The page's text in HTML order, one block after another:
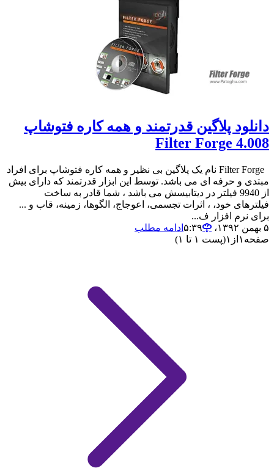
دانلود پلاگین قدرتمند و همه کاره فتوشاپ
Filter Forge 4.008
Filter Forge نام یک پلاگین بی نظیر و همه کاره فتوشاپ برای افراد
مبتدی و حرفه ای می باشد. توسط این ابزار قدرتمند که دارای بیش
از 9940 فیلتر در دیتابیسش می باشد ، شما قادر به ساخت
فیلترهای خود، ، اثرات تجسمی، اعوجاج، الگوها، زمینه، قاب و ...
برای نرم افزار ف...
۵ بهمن ۱۳۹۲،‏ ۵:۳۹
ادامه مطلب
صفحه ۱ از ۱(پست ۱ تا ۱)